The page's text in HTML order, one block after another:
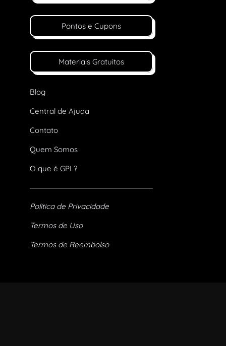
Pontos e Cupons
Materiais Gratuitos
Blog
Central de Ajuda
Contato
Quem Somos
O que é GPL?
Política de Privacidade
Termos de Uso
Termos de Reembolso